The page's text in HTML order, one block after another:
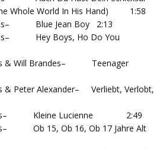
Whole World In His Hand) 1:58
Blue Jean Boy 2:13
Hey Boys, Ho Do You
Will Brandes– Teenager
Alexander– Verliebt, Verlobt,
Kleine Lucienne 2:49
Ob 15, Ob 16, Ob 17 Jahre Alt